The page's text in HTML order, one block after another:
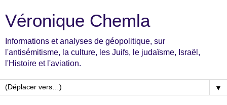
Véronique Chemla
Informations et analyses de géopolitique, sur
l'antisémitisme, la culture, les Juifs, le judaïsme, Israël,
l'Histoire et l'aviation.
▼